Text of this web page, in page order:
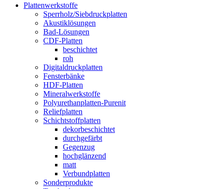
Plattenwerkstoffe
Sperrholz/Siebdruckplatten
Akustiklösungen
Bad-Lösungen
CDF-Platten
beschichtet
roh
Digitaldruckplatten
Fensterbänke
HDF-Platten
Mineralwerkstoffe
Polyurethanplatten-Purenit
Reliefplatten
Schichtstoffplatten
dekorbeschichtet
durchgefärbt
Gegenzug
hochglänzend
matt
Verbundplatten
Sonderprodukte